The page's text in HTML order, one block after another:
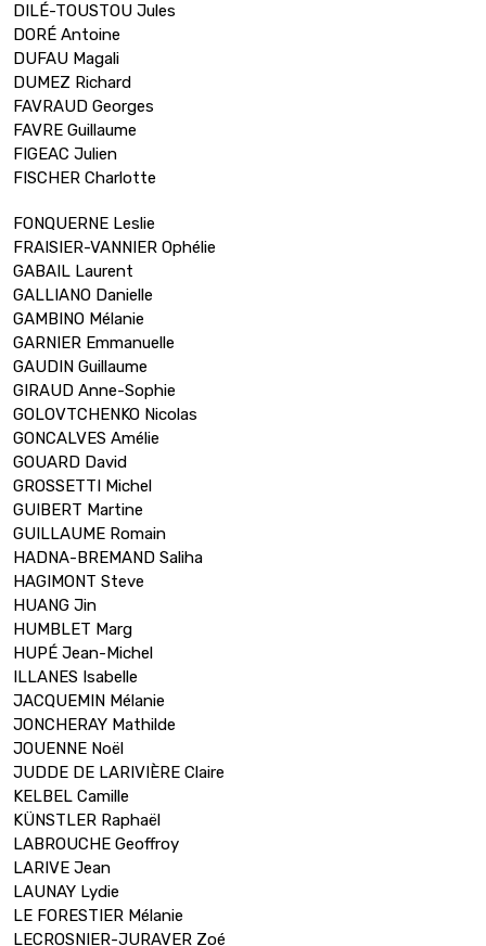
DILÉ-TOUSTOU Jules
DORÉ Antoine
DUFAU Magali
DUMEZ Richard
FAVRAUD Georges
FAVRE Guillaume
FIGEAC Julien
FISCHER Charlotte
FONQUERNE Leslie
FRAISIER-VANNIER Ophélie
GABAIL Laurent
GALLIANO Danielle
GAMBINO Mélanie
GARNIER Emmanuelle
GAUDIN Guillaume
GIRAUD Anne-Sophie
GOLOVTCHENKO Nicolas
GONCALVES Amélie
GOUARD David
GROSSETTI Michel
GUIBERT Martine
GUILLAUME Romain
HADNA-BREMAND Saliha
HAGIMONT Steve
HUANG Jin
HUMBLET Marg
HUPÉ Jean-Michel
ILLANES Isabelle
JACQUEMIN Mélanie
JONCHERAY Mathilde
JOUENNE Noël
JUDDE DE LARIVIÈRE Claire
KELBEL Camille
KÜNSTLER Raphaël
LABROUCHE Geoffroy
LARIVE Jean
LAUNAY Lydie
LE FORESTIER Mélanie
LECROSNIER-JURAVER Zoé